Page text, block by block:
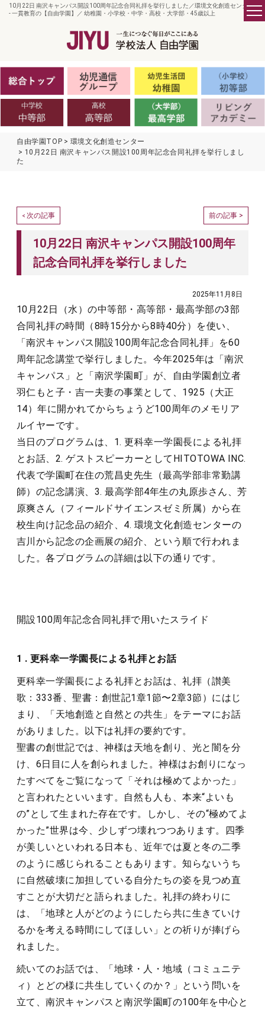
10月22日 南沢キャンパス開設100周年記念合同礼拝を挙行しました／環境文化創造センター
- 一貫教育の【自由学園】／ 幼稚園・小学校・中学・高校・大学部・45歳以上
自由学園TOP
環境文化創造センター
10月22日 南沢キャンパス開設100周年記念合同礼拝を挙行しまし
た
< 次の記事 前の記事 >
10月22日 南沢キャンパス開設100周年
記念合同礼拝を挙行しました
2025年11月8日
10月22日（水）の中等部・高等部・最高学部の3部
合同礼拝の時間（8時15分から8時40分）を使い、
「南沢キャンパス開設100周年記念合同礼拝」を60
周年記念講堂で挙行しました。今年2025年は「南沢
キャンパス」と「南沢学園町」が、自由学園創立者
羽仁もと子・吉一夫妻の事業として、1925（大正
14）年に開かれてからちょうど100周年のメモリア
ルイヤーです。
当日のプログラムは、1. 更科幸一学園長による礼拝
とお話、2. ゲストスピーカーとしてHITOTOWA INC.
代表で学園町在住の荒昌史先生（最高学部非常勤講
師）の記念講演、3. 最高学部4年生の丸原歩さん、芳
原爽さん（フィールドサイエンスゼミ所属）から在
校生向け記念品の紹介、4. 環境文化創造センターの
吉川から記念の企画展の紹介、という順で行われま
した。各プログラムの詳細は以下の通りです。
開設100周年記念合同礼拝で用いたスライド
1 . 更科幸一学園長による礼拝とお話
更科幸一学園長による礼拝とお話は、礼拝（讃美
歌：333番、聖書：創世記1章1節〜2章3節）にはじ
まり、「天地創造と自然との共生」をテーマにお話
がありました。以下は礼拝の要約です。
聖書の創世記では、神様は天地を創り、光と闇を分
け、6日目に人を創られました。神様はお創りになっ
たすべてをご覧になって「それは極めてよかった」
と言われたといいます。自然も人も、本来“よいも
の”として生まれた存在です。しかし、その“極めてよ
かった”世界は今、少しずつ壊れつつあります。四季
が美しいといわれる日本も、近年では夏と冬の二季
のように感じられることもあります。知らないうち
に自然破壊に加担している自分たちの姿を見つめ直
すことが大切だと語られました。礼拝の終わりに
は、「地球と人がどのようにしたら共に生きていけ
るかを考える時間にしてほしい」との祈りが捧げら
れました。
続いてのお話では、「地球・人・地域（コミュニテ
ィ）とどの様に共生していくのか？」という問いを
立て、南沢キャンパスと南沢学園町の100年を中心と